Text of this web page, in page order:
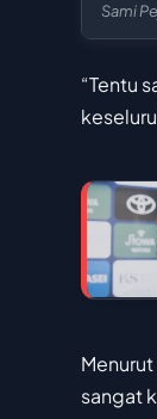
Sami
“Tentu
sangat